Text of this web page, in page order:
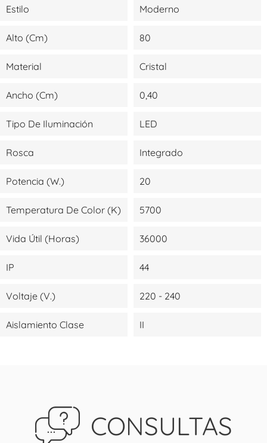
Estilo Moderno
Alto (cm) 80
Material Cristal
Ancho (cm) 0,40
Tipo De Iluminación LED
Rosca Integrado
Potencia (W.) 20
Temperatura De Color (K) 5700
Vida Útil (Horas) 36000
IP 44
Voltaje (V.) 220 - 240
Aislamiento Clase II
CONSULTAS